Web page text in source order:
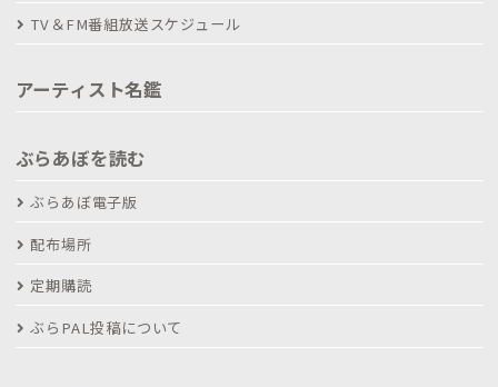
TV＆FM番組放送スケジュール
アーティスト名鑑
ぶらあぼを読む
ぶらあぼ電子版
配布場所
定期購読
ぶらPAL投稿について